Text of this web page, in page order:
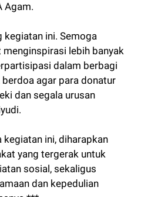
Agam.
kegiatan ini. Semoga
lebih banyak
dalam berbagi
agar para donatur
dan segala urusan
kegiatan ini, diharapkan
yang tergerak untuk
sosial, sekaligus
dan kepedulian